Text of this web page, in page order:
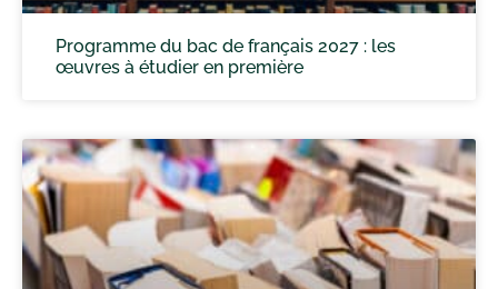
Programme du bac de français 2027 : les
œuvres à étudier en première